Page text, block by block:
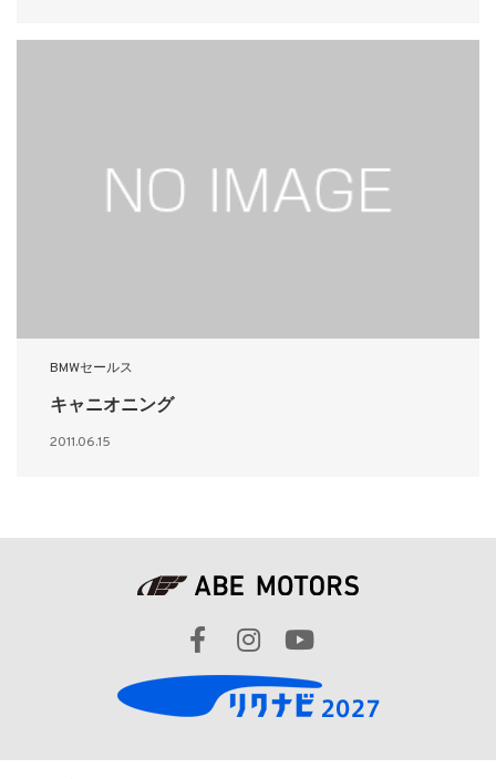
BMWセールス
キャニオニング
2011.06.15